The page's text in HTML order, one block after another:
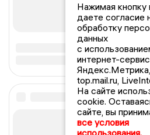
Нажимая кнопку
даете согласие
обработку
данных
с
интернет-
Яндекс.Метрика,
top.mail.ru,
На сайте
cookie.
сайте, вы
все условия
использования.